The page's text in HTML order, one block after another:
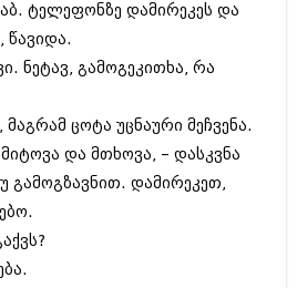
ტელეფონზე დამირეკეს და
წავიდა.
ნეტავ, გამოგეკითხა, რა
ცოტა უცნაური მეჩვენა.
და მთხოვა, – დასკვნა
გამოგზავნით. დამირეკეთ,